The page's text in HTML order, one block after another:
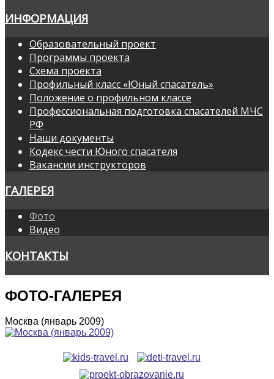
ИНФОРМАЦИЯ
Образовательный проект
Программы проекта
Схема проекта
Профильный класс «Юный спасатель»
Положение о профильном классе
Профессиональная подготовка спасателей МЧС
РФ
Наши документы
Кодекс чести Юного спасателя
Вакансии инструкторов
ГАЛЕРЕЯ
Фото
Видео
КОНТАКТЫ
ФОТО-ГАЛЕРЕЯ
Москва (январь 2009)